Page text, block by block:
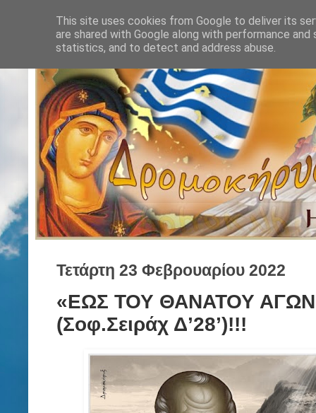
Τετάρτη 23 Φεβρουαρίου 2022
«ΕΩΣ ΤΟΥ ΘΑΝΑΤΟΥ
(Σοφ.Σειράχ Δ’28’)!!!
This site uses cookies from Google to deliver its
are shared with Google along with performance
statistics, and to detect and address abuse.